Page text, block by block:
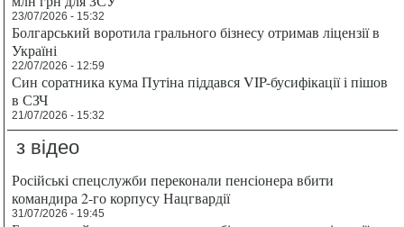
23/07/2026 - 15:32
Болгарський воротила грального бізнесу отримав ліцензії в
Україні
22/07/2026 - 12:59
Син соратника кума Путіна піддався VIP-бусифікації і пішов
в СЗЧ
21/07/2026 - 15:32
з відео
Російські спецслужби переконали пенсіонера вбити
командира 2-го корпусу Нацгвардії
31/07/2026 - 19:45